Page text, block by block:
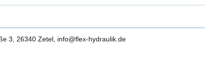
3, 26340 Zetel, info@flex-hydraulik.de